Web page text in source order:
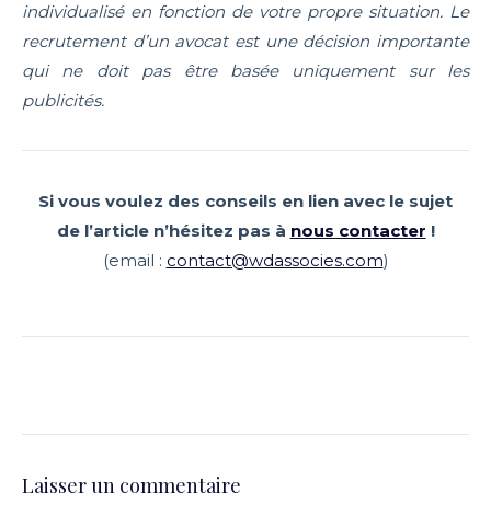
individualisé en fonction de votre propre situation. Le
recrutement d’un avocat est une décision importante
qui ne doit pas être basée uniquement sur les
publicités.
Si vous voulez des conseils en lien avec le sujet
de l’article n’hésitez pas à nous contacter !
(email : contact@wdassocies.com)
Laisser un commentaire